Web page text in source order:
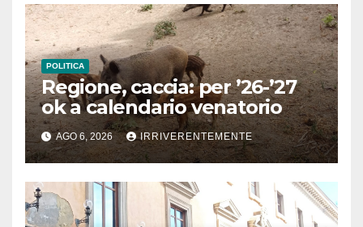
POLITICA
Regione, caccia: per ’26-’27
ok a calendario venatorio
AGO 6, 2026 IRRIVERENTEMENTE